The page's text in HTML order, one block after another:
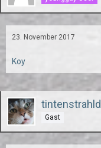
23. November 2017
Koy
Gast